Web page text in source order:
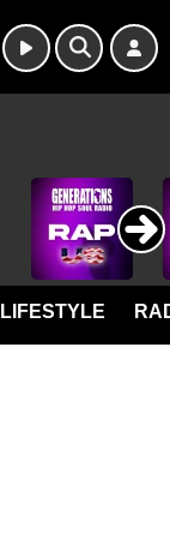
LIFESTYLE